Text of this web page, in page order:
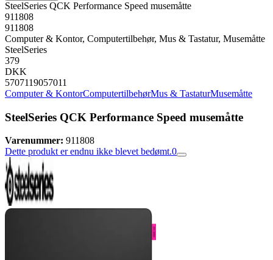
SteelSeries QCK Performance Speed musemåtte
911808
911808
Computer & Kontor, Computertilbehør, Mus & Tastatur, Musemåtte
SteelSeries
379
DKK
5707119057011
Computer & KontorComputertilbehørMus & TastaturMusemåtte
SteelSeries QCK Performance Speed musemåtte
Varenummer: 911808
Dette produkt er endnu ikke blevet bedømt.0